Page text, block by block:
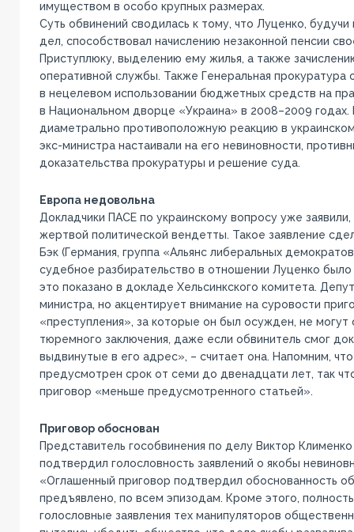
имуществом в особо крупных размерах.
Суть обвинений сводилась к тому, что Луценко,
дел, способствовал начислению незаконной пенсии
Приступлюку, выделению ему жилья, а также
оперативной службы. Также Генеральная прокуратура
в нецелевом использовании бюджетных средств на
в Национальном дворце «Украина» в 2008–2009 годах.
диаметрально противоположную реакцию в
экс-министра настаивали на его невиновности,
доказательства прокуратуры и решение суда.
Европа недовольна
Докладчики ПАСЕ по украинскому вопросу уже
жертвой политической вендетты. Такое заявление
Бэк (Германия, группа «Альянс либеральных
судебное разбирательство в отношении Луценко
это показано в докладе Хельсинкского комитета.
министра, но акцентирует внимание на суровости
«преступления», за которые он был осужден, не могут
тюремного заключения, даже если обвинитель смог
выдвинутые в его адрес», – считает она. Напомним,
предусмотрен срок от семи до двенадцати лет, так
приговор «меньше предусмотренного статьей».
Приговор обоснован
Представитель гособвинения по делу Виктор
подтвердил голословность заявлений о якобы
«Оглашенный приговор подтвердил обоснованность
предъявлено, по всем эпизодам. Кроме этого,
голословные заявления тех манипуляторов